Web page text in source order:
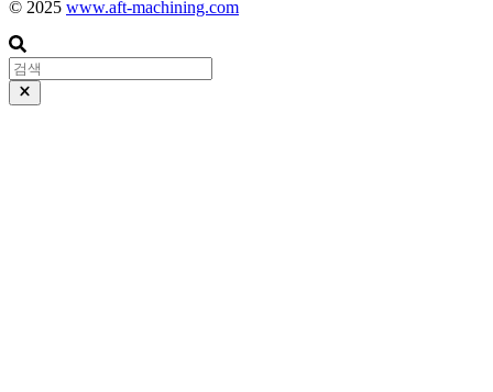
© 2025 www.aft-machining.com